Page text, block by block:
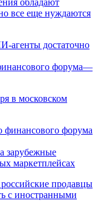
обладают
все еще нуждаются
форума—
в московском
зарубежные
маркетплейсах
российские продавцы
с иностранными